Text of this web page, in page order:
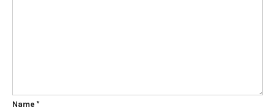
Name *